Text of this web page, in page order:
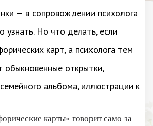
— в сопровождении психолога
Но что делать, если
карт, а психолога тем
обыкновенные открытки,
альбома, иллюстрации к
карты» говорит само за